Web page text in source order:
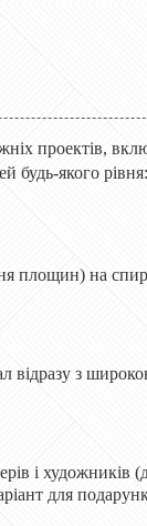
проектів,
якого
площин) на
відразу з
і художників
для